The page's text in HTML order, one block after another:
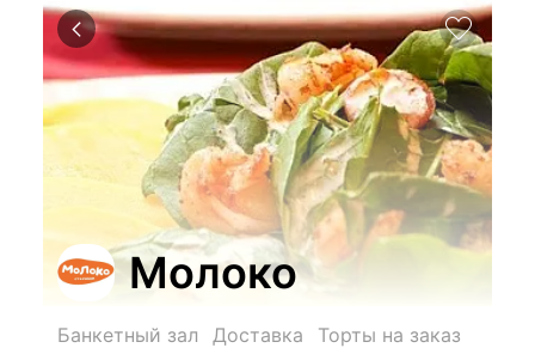
Молоко
Банкетный зал Доставка
Торты на заказ